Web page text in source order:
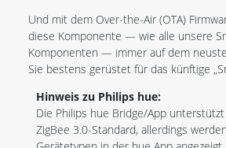
Und mit dem Over-the-Air (OTA)
diese Komponente — wie alle unsere
Komponenten — immer auf dem
Sie bestens gerüstet für das künftige
Hinweis zu Philips hue:
Die Philips hue Bridge/App
ZigBee 3.0-Standard, allerdings